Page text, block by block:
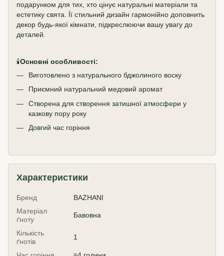
подарунком для тих, хто цінує натуральні матеріали та
естетику свята. Її стильний дизайн гармонійно доповнить
декор будь-якої кімнати, підкреслюючи вашу увагу до
деталей.
🕯️Основні особливості:
Виготовлено з натурального бджолиного воску
Приємний натуральний медовий аромат
Створена для створення затишної атмосфери у
казкову пору року
Довгий час горіння
Характеристики
Бренд
BAZHANI
Матеріал
ґноту
Бавовна
Кількість
ґнотів
1